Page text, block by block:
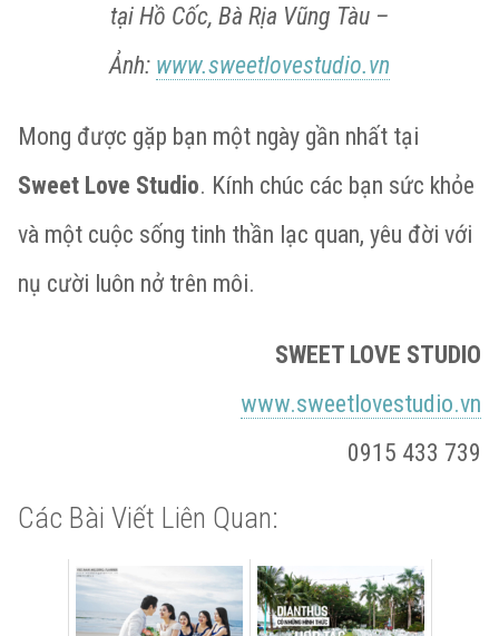
tại Hồ Cốc, Bà Rịa Vũng Tàu –
Ảnh: www.sweetlovestudio.vn
Mong được gặp bạn một ngày gần nhất tại
Sweet Love Studio. Kính chúc các bạn sức khỏe
và một cuộc sống tinh thần lạc quan, yêu đời với
nụ cười luôn nở trên môi.
SWEET LOVE STUDIO
www.sweetlovestudio.vn
0915 433 739
Các Bài Viết Liên Quan: